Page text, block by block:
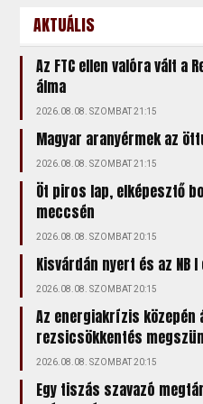
AKTUÁLIS
Az FTC ellen valóra vált a
álma
2026.08.08. SZOMBAT 21:15
Magyar aranyérmek az
2026.08.08. SZOMBAT 21:15
Öt piros lap, elképesztő
meccsén
2026.08.08. SZOMBAT 20:15
Kisvárdán nyert és az NB
2026.08.08. SZOMBAT 20:15
Az energiakrízis közepén
rezsicsökkentés
2026.08.08. SZOMBAT 20:15
Egy tiszás szavazó